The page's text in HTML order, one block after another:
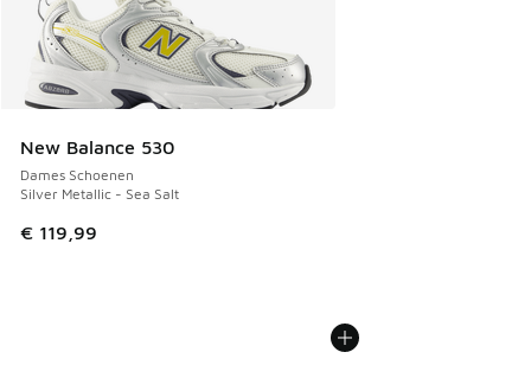
New Balance 530
Dames Schoenen
Silver Metallic - Sea Salt
€ 119,99